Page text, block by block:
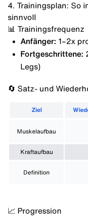
4. Trainingsplan: So
sinnvoll
📊 Trainingsfrequenz
Anfänger: 1–2x
Fortgeschrittene:
Legs)
🔄 Satz- und
Ziel
Muskelaufbau
Kraftaufbau
Definition
📈 Progression